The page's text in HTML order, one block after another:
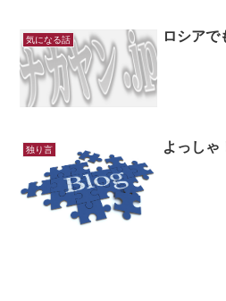
気になる話 ロシア
独り言 よっし